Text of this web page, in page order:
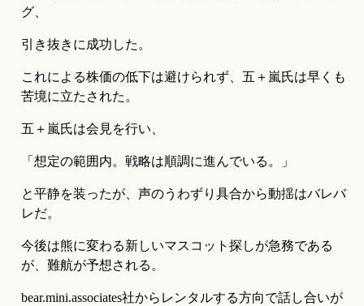
グ、
引き抜きに成功した。
これによる株価の低下は避けられず、五＋嵐氏は早くも
苦境に立たされた。
五＋嵐氏は会見を行い、
「想定の範囲内。戦略は順調に進んでいる。」
と平静を装ったが、声のうわずり具合から動揺はバレバ
レだ。
今後は熊に変わる新しいマスコット探しが急務である
が、難航が予想される。
bear.mini.associates社からレンタルする方向で話し合いが